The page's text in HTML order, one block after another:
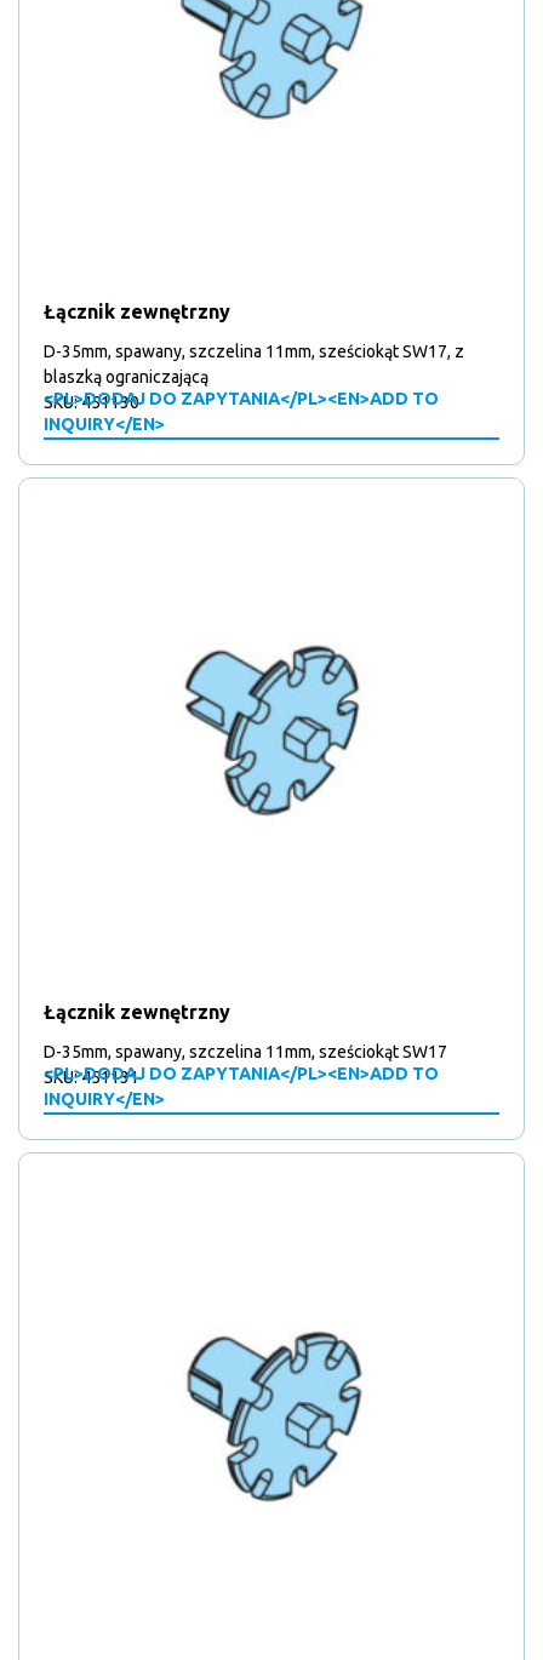
Łącznik zewnętrzny
D-35mm, spawany, szczelina 11mm, sześciokąt SW17, z
blaszką ograniczającą
<PL>DODAJ DO ZAPYTANIA</PL><EN>ADD TO
INQUIRY</EN>
SKU: 451130
Łącznik zewnętrzny
D-35mm, spawany, szczelina 11mm, sześciokąt SW17
<PL>DODAJ DO ZAPYTANIA</PL><EN>ADD TO
INQUIRY</EN>
SKU: 451131